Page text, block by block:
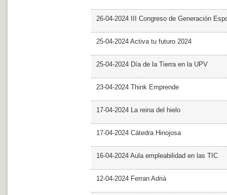
26-04-2024 III Congreso de Generación
25-04-2024 Activa tu futuro 2024
25-04-2024 Día de la Tierra en la UPV
23-04-2024 Think Emprende
17-04-2024 La reina del hielo
17-04-2024 Cátedra Hinojosa
16-04-2024 Aula empleabilidad en las TIC
12-04-2024 Ferran Adrià